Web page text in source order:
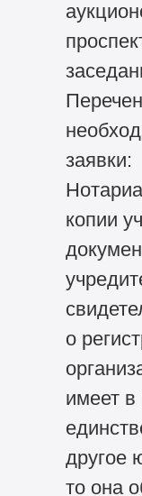
заявки:
копии
о
имеет в
другое
то она